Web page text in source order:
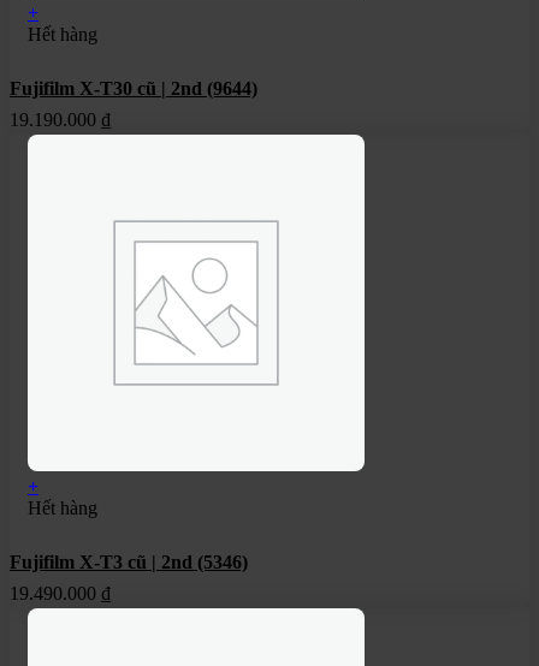
+
Hết hàng
Fujifilm X-T30 cũ | 2nd (9644)
19.190.000 ₫
+
Hết hàng
Fujifilm X-T3 cũ | 2nd (5346)
19.490.000 ₫